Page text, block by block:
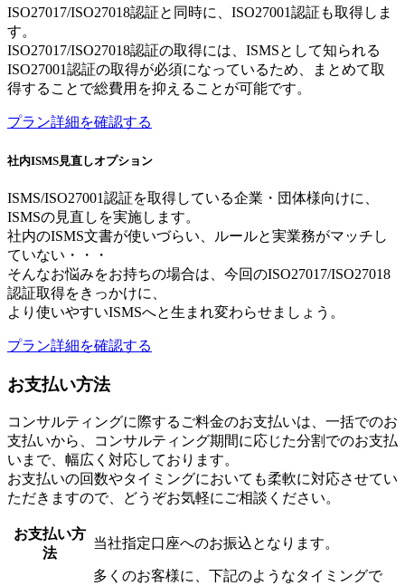
ISO27017/ISO27018認証と同時に、ISO27001認証も取得しま
す。
ISO27017/ISO27018認証の取得には、ISMSとして知られる
ISO27001認証の取得が必須になっているため、まとめて取
得することで総費用を抑えることが可能です。
プラン詳細を確認する
社内ISMS見直しオプション
ISMS/ISO27001認証を取得している企業・団体様向けに、
ISMSの見直しを実施します。
社内のISMS文書が使いづらい、ルールと実業務がマッチし
ていない・・・
そんなお悩みをお持ちの場合は、今回のISO27017/ISO27018
認証取得をきっかけに、
より使いやすいISMSへと生まれ変わらせましょう。
プラン詳細を確認する
お支払い方法
コンサルティングに際するご料金のお支払いは、一括でのお
支払いから、コンサルティング期間に応じた分割でのお支払
いまで、幅広く対応しております。
お支払いの回数やタイミングにおいても柔軟に対応させてい
ただきますので、どうぞお気軽にご相談ください。
お支払い方
法
当社指定口座へのお振込となります。
多くのお客様に、下記のようなタイミングで